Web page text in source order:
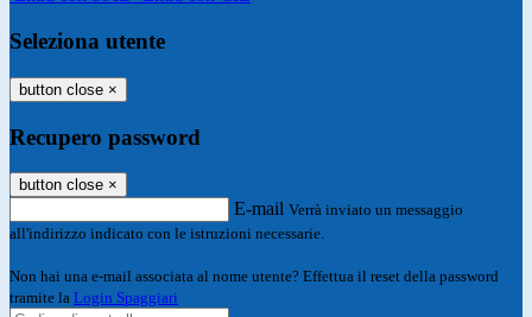
Seleziona utente
button close ×
Recupero password
button close ×
E-mail Verrà inviato un messaggio
all'indirizzo indicato con le istruzioni necessarie.
Non hai una e-mail associata al nome utente? Effettua il reset della password
tramite la Login Spaggiari